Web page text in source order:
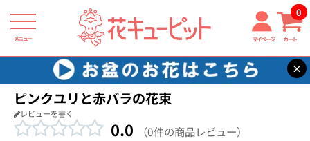
メニュー マイページ カート
0
×
花キューピット お祝い 【お祝い】ピンクユリと赤バラの花束
ピンクユリと赤バラの花束
レビューを書く
0.0 （0件の商品レビュー）